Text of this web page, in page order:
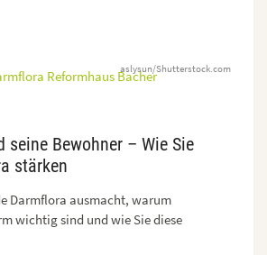
aslysun/Shutterstock.com
seine Bewohner – Wie Sie
stärken
Darmflora ausmacht, warum
wichtig sind und wie Sie diese